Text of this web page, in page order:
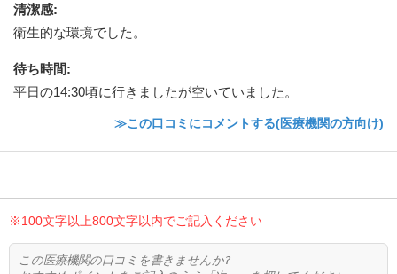
清潔感:
衛生的な環境でした。
待ち時間:
平日の14:30頃に行きましたが空いていました。
≫この口コミにコメントする(医療機関の方向け)
※100文字以上800文字以内でご記入ください